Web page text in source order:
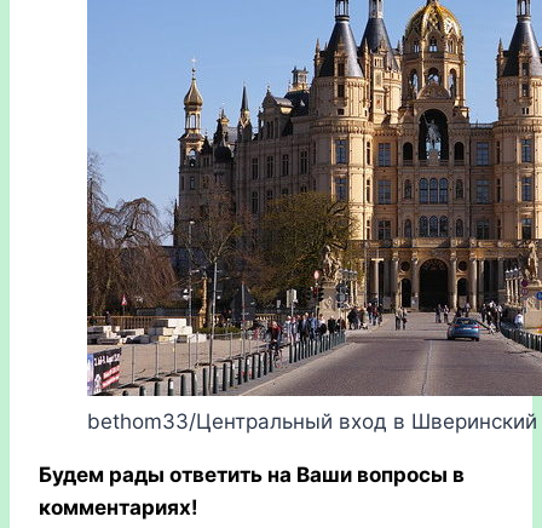
bethom33/Центральный вход в Шверинский
Будем рады ответить на Ваши вопросы в
комментариях!